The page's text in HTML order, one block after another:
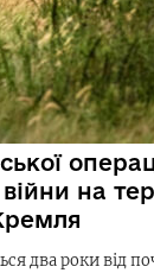
на
два роки від